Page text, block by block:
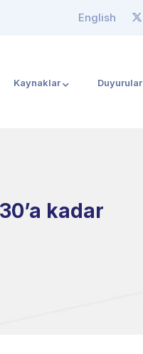
English
Kaynaklar Duyurular
kadar